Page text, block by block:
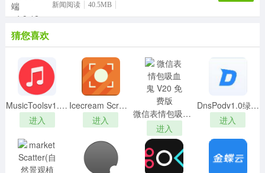
新闻阅读 40.5MB
猜您喜欢
MusicToolsv1.8.6.0 绿色便携版
进入
Icecream Screen Recorderv6.05绿色破解版
进入
微信表情包吸血鬼 V20 免费版
进入
DnsPodv1.0绿色免费版
进入